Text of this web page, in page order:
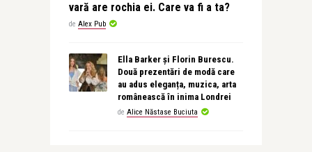
vară are rochia ei. Care va fi a ta?
de Alex Pub
Ella Barker și Florin Burescu.
Două prezentări de modă care
au adus eleganța, muzica, arta
românească în inima Londrei
de Alice Năstase Buciuta